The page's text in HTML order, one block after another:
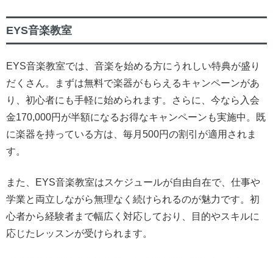
EYS音楽教室
EYS音楽教室では、音楽を始める方にうれしい特典が盛り
だくさん。まずは無料で楽器がもらえるキャンペーンがあ
り、初心者にも手軽に始められます。さらに、今なら入会
金170,000円が半額になるお得なキャンペーンも実施中。既
に楽器を持っている方は、毎月500円の割引が適用されま
す。
また、EYS音楽教室はスケジュールが自由自在で、仕事や
学業と両立しながら無理なく続けられるのが魅力です。初
心者から経験者まで幅広く対応しており、目的やスキルに
応じたレッスンが受けられます。